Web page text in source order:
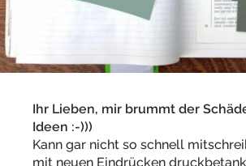
Ihr Lieben, mir brummt der
Ideen :-)))
Kann gar nicht so schnell
mit neuen Eindrücken